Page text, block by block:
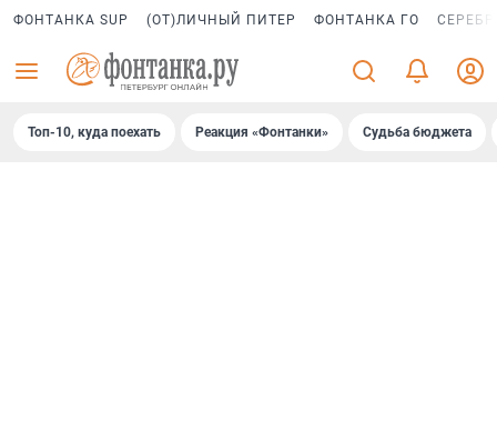
ФОНТАНКА SUP (ОТ)ЛИЧНЫЙ ПИТЕР ФОНТАНКА ГО
Топ-10, куда поехать Реакция «Фонтанки» Судьба бюджета